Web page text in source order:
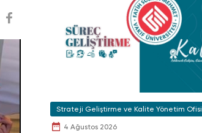
Strateji Geliştirme ve Kalite Yönetim Ofisi
4 Ağustos 2026